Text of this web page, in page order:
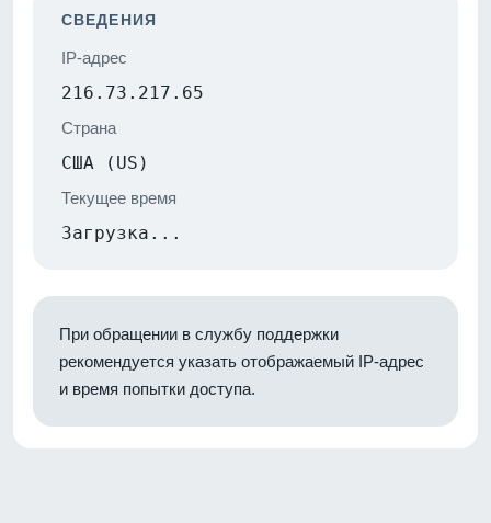
СВЕДЕНИЯ
IP-адрес
216.73.217.65
Страна
США (US)
Текущее время
Загрузка...
При обращении в службу поддержки
рекомендуется указать отображаемый IP-адрес
и время попытки доступа.